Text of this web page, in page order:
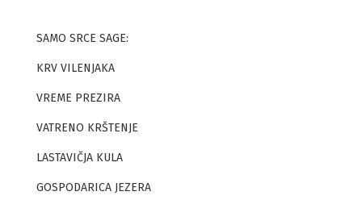
SAMO SRCE SAGE:
KRV VILENJAKA
VREME PREZIRA
VATRENO KRŠTENJE
LASTAVIČJA KULA
GOSPODARICA JEZERA